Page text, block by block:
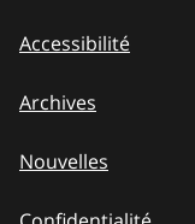
Accessibilité
Archives
Nouvelles